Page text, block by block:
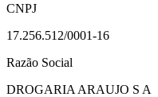
CNPJ
17.256.512/0001-16
Razão Social
DROGARIA ARAUJO S A